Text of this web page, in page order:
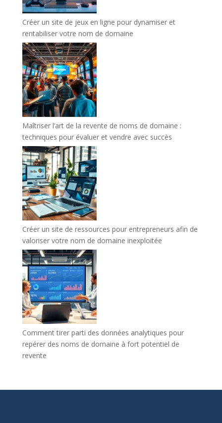
Créer un site de jeux en ligne pour dynamiser et
rentabiliser votre nom de domaine
Maîtriser l’art de la revente de noms de domaine :
techniques pour évaluer et vendre avec succès
Créer un site de ressources pour entrepreneurs afin de
valoriser votre nom de domaine inexploitée
Comment tirer parti des données analytiques pour
repérer des noms de domaine à fort potentiel de
revente